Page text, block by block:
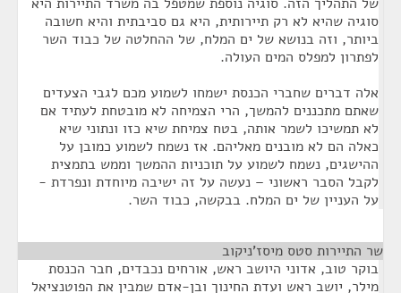
סוגיה שהיא לא רק תיירותית, היא גם סביבתית והיא חשובה
ביותר, וזה בנושא של ים המלח, של ההחלטה של כבוד השר
לפתרון למפלס המים העולה.
אלה דברים שחברי הכנסת ישמחו לשמוע מכם לגבי הצעדים
שאתם מתכננים להמשך, הרי הצמיחה לא מובטחת לעתיד אם
לא תמשיכו לשמר אותה, בטח צמיחת שיא כזו ונתוני שיא
כאלה הם לא מובנים מאליהם. אז נשמח לשמוע כמובן על
ההישגים, נשמח לשמוע על תוכניות ההמשך וממש בתמצית
לקבל הסבר ראשוני – נעשה על זה ישיבה מיוחדת ונפרדת -
על העניין של ים המלח. בבקשה, כבוד השר.
שר התיירות סטס מיסז'ניקוב
בוקר טוב, אדוני היושב ראש, אורחים נכבדים, חבר הכנסת
מילר, יושב ראש ועדת החינוך ובן-אדם שמבין את הפוטנציאל